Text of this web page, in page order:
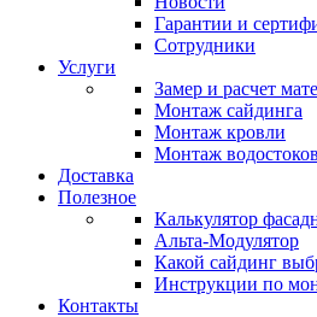
Гарантии и
Сотрудники
Услуги
Замер и расчет
Монтаж сайдинга
Монтаж кровли
Монтаж водостоков
Доставка
Полезное
Калькулятор
Альта-Модулятор
Какой сайдинг
Инструкции по
Контакты